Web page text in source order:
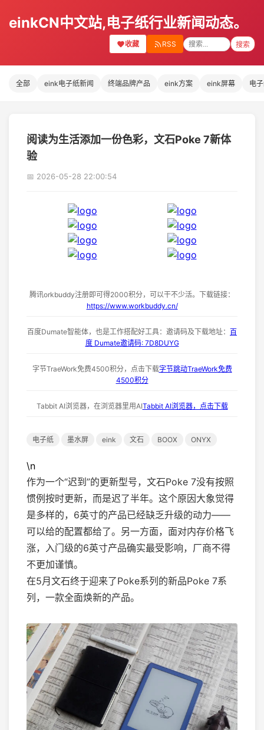
einkCN中文站,电子纸行业新闻动态。
收藏 RSS 搜索
全部 eink电子纸新闻 终端品牌产品 eink方案 eink屏幕 电
阅读为生活添加一份色彩，文石Poke 7新体
验
📅 2026-05-28 22:00:54
腾讯orkbuddy注册即可得2000积分，可以干不少活。下载链接：
https://www.workbuddy.cn/
百度Dumate智能体，也是工作搭配好工具：邀请码及下载地址： 百
度 Dumate邀请码: 7D8DUYG
字节TraeWork免费4500积分，点击下载字节跳动TraeWork免费
4500积分
Tabbit AI浏览器，在浏览器里用AITabbit AI浏览器，点击下载
电子纸 墨水屏 eink 文石 BOOX ONYX
\n
作为一个“迟到”的更新型号，文石Poke 7没有按照
惯例按时更新，而是迟了半年。这个原因大象觉得
是多样的，6英寸的产品已经缺乏升级的动力——
可以给的配置都给了。另一方面，面对内存价格飞
涨，入门级的6英寸产品确实最受影响，厂商不得
不更加谨慎。
在5月文石终于迎来了Poke系列的新品Poke 7系
列，一款全面焕新的产品。